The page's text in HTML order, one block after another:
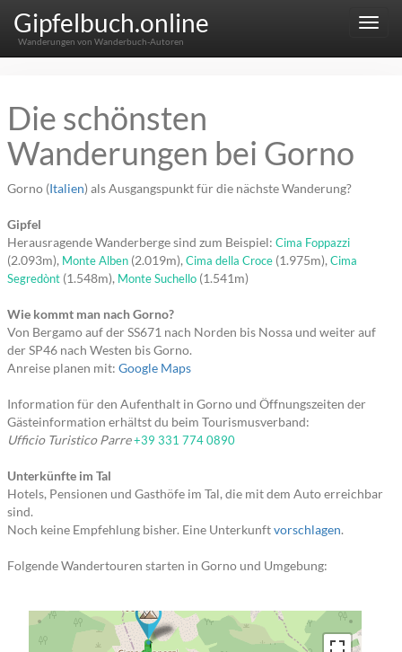
Menu
Gipfelbuch.online
Wanderungen von Wanderbuch-Autoren
Die schönsten
Wanderungen bei Gorno
Gorno (Italien) als Ausgangspunkt für die nächste Wanderung?
Gipfel
Herausragende Wanderberge sind zum Beispiel: Cima Foppazzi
(2.093m), Monte Alben (2.019m), Cima della Croce (1.975m), Cima
Segredònt (1.548m), Monte Suchello (1.541m)
Wie kommt man nach Gorno?
Von Bergamo auf der SS671 nach Norden bis Nossa und weiter auf
der SP46 nach Westen bis Gorno.
Anreise planen mit: Google Maps
Information für den Aufenthalt in Gorno und Öffnungszeiten der
Gästeinformation erhältst du beim Tourismusverband:
Ufficio Turistico Parre+39 331 774 0890
Unterkünfte im Tal
Hotels, Pensionen und Gasthöfe im Tal, die mit dem Auto erreichbar
sind.
Noch keine Empfehlung bisher. Eine Unterkunftvorschlagen.
Folgende Wandertouren starten in Gorno und Umgebung: